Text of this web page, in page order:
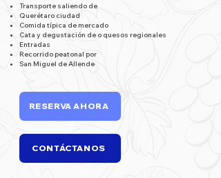
Transporte saliendo de
Querétaro ciudad
Comida típica de mercado
Cata y degustación de o quesos regionales
Entradas
Recorrido peatonal por
San Miguel de Allende
RESERVA AHORA
CONTÁCTANOS